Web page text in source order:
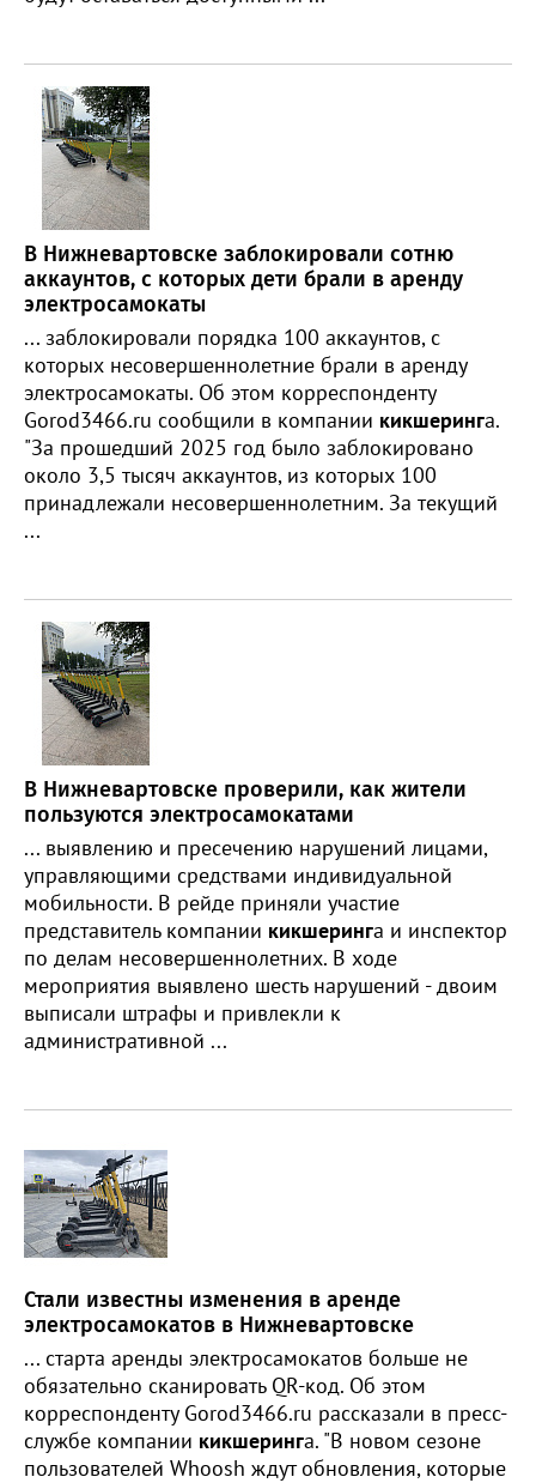
В Нижневартовске заблокировали сотню
аккаунтов, с которых дети брали в аренду
электросамокаты
... заблокировали порядка 100 аккаунтов, с
которых несовершеннолетние брали в аренду
электросамокаты. Об этом корреспонденту
Gorod3466.ru сообщили в компании кикшеринга.
"За прошедший 2025 год было заблокировано
около 3,5 тысяч аккаунтов, из которых 100
принадлежали несовершеннолетним. За текущий
...
В Нижневартовске проверили, как жители
пользуются электросамокатами
... выявлению и пресечению нарушений лицами,
управляющими средствами индивидуальной
мобильности. В рейде приняли участие
представитель компании кикшеринга и инспектор
по делам несовершеннолетних. В ходе
мероприятия выявлено шесть нарушений - двоим
выписали штрафы и привлекли к
административной ...
Стали известны изменения в аренде
электросамокатов в Нижневартовске
... старта аренды электросамокатов больше не
обязательно сканировать QR-код. Об этом
корреспонденту Gorod3466.ru рассказали в пресс-
службе компании кикшеринга. "В новом сезоне
пользователей Whoosh ждут обновления, которые